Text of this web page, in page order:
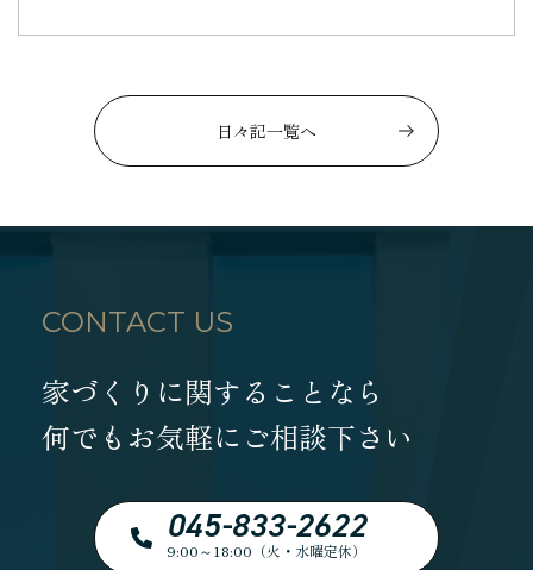
日々記一覧へ
CONTACT US
家づくりに関することなら
何でもお気軽にご相談下さい
045-833-2622
9:00～18:00（火・水曜定休）